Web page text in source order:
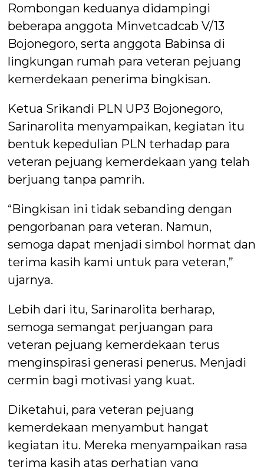
Rombongan keduanya didampingi
beberapa anggota Minvetcadcab V/13
Bojonegoro, serta anggota Babinsa di
lingkungan rumah para veteran pejuang
kemerdekaan penerima bingkisan.
Ketua Srikandi PLN UP3 Bojonegoro,
Sarinarolita menyampaikan, kegiatan itu
bentuk kepedulian PLN terhadap para
veteran pejuang kemerdekaan yang telah
berjuang tanpa pamrih.
“Bingkisan ini tidak sebanding dengan
pengorbanan para veteran. Namun,
semoga dapat menjadi simbol hormat dan
terima kasih kami untuk para veteran,”
ujarnya.
Lebih dari itu, Sarinarolita berharap,
semoga semangat perjuangan para
veteran pejuang kemerdekaan terus
menginspirasi generasi penerus. Menjadi
cermin bagi motivasi yang kuat.
Diketahui, para veteran pejuang
kemerdekaan menyambut hangat
kegiatan itu. Mereka menyampaikan rasa
terima kasih atas perhatian yang